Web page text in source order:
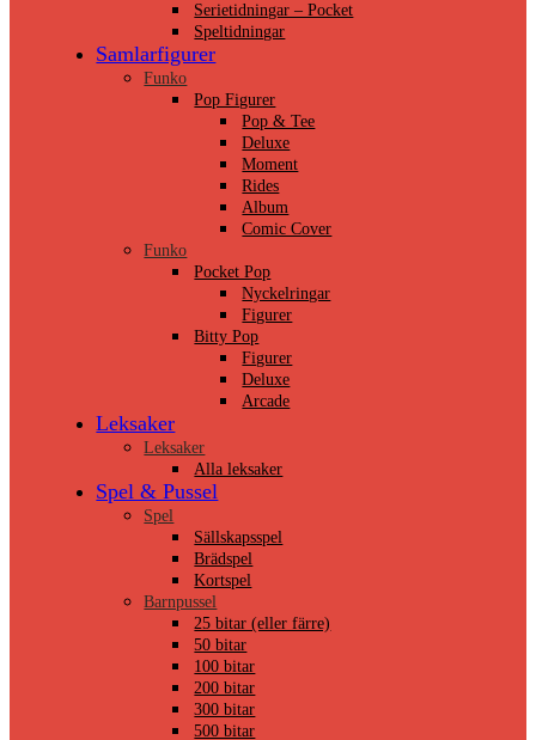
Serietidningar – Pocket
Speltidningar
Samlarfigurer
Funko
Pop Figurer
Pop & Tee
Deluxe
Moment
Rides
Album
Comic Cover
Funko
Pocket Pop
Nyckelringar
Figurer
Bitty Pop
Figurer
Deluxe
Arcade
Leksaker
Leksaker
Alla leksaker
Spel & Pussel
Spel
Sällskapsspel
Brädspel
Kortspel
Barnpussel
25 bitar (eller färre)
50 bitar
100 bitar
200 bitar
300 bitar
500 bitar